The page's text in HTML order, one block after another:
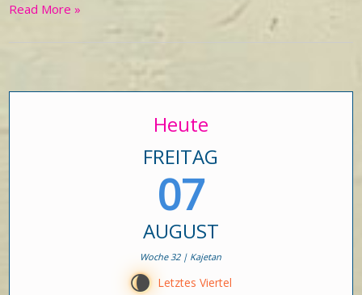
Read More »
Heute
FREITAG
07
AUGUST
Woche 32 | Kajetan
V Letztes Viertel